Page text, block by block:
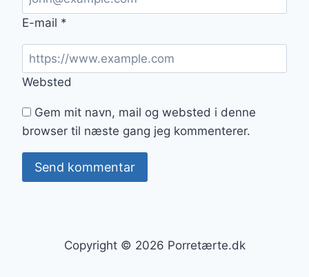
E-mail *
Websted
Gem mit navn, mail og websted i denne
browser til næste gang jeg kommenterer.
Copyright © 2026 Porretærte.dk